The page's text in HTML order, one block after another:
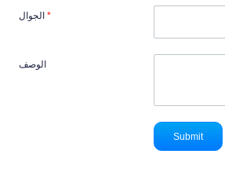
الجوال*
الوصف